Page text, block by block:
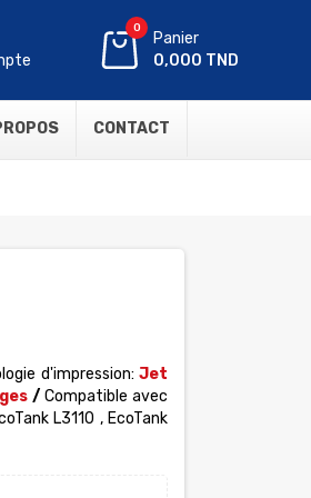
0
Panier
0,000 TND
CONTACT
d'impression: Jet
/Compatible avec
L3110 , EcoTank